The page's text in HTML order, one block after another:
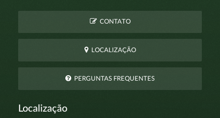
CONTATO
LOCALIZAÇÃO
PERGUNTAS FREQUENTES
Localização